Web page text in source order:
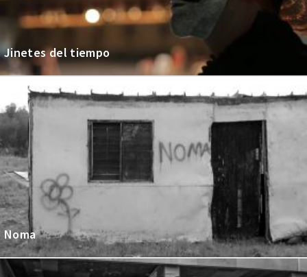
Jinetes del tiempo
Noma